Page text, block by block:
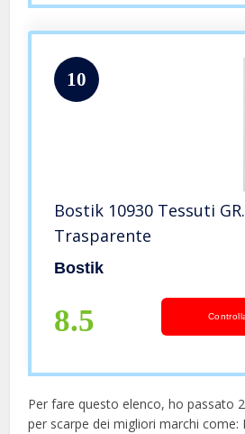
10
Bostik 10930 Tessuti
Trasparente
Bostik
8.5
Per fare questo elenco, ho passato
per scarpe dei migliori marchi come: